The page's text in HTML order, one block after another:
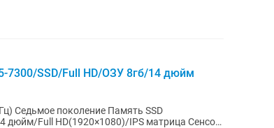
7300/SSD/Full HD/ОЗУ 8гб/14 дюйм
поколение Память SSD